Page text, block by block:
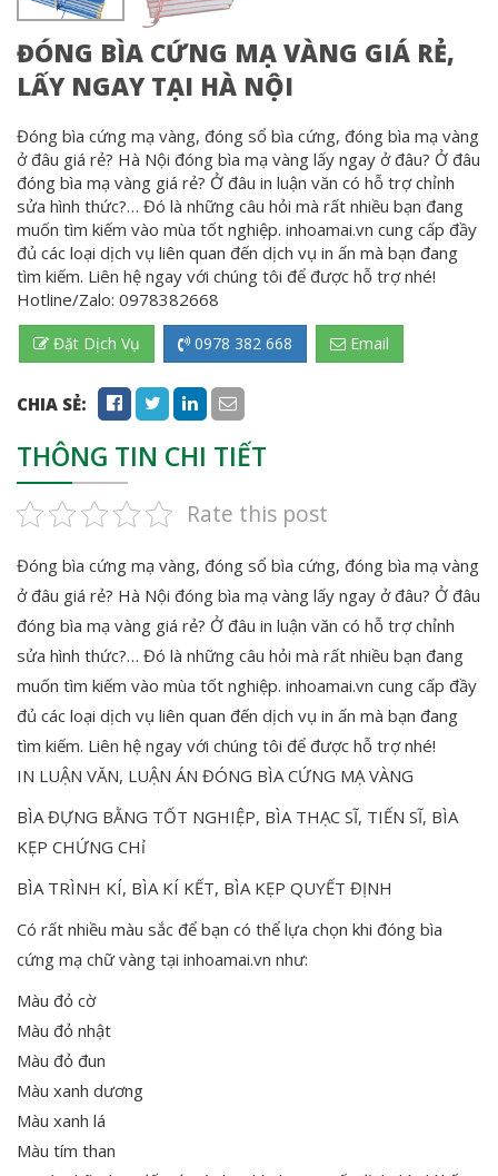
ĐÓNG BÌA CỨNG MẠ VÀNG GIÁ RẺ,
LẤY NGAY TẠI HÀ NỘI
Đóng bìa cứng mạ vàng, đóng sổ bìa cứng, đóng bìa mạ vàng
ở đâu giá rẻ? Hà Nội đóng bìa mạ vàng lấy ngay ở đâu? Ở đâu
đóng bìa mạ vàng giá rẻ? Ở đâu in luận văn có hỗ trợ chỉnh
sửa hình thức?… Đó là những câu hỏi mà rất nhiều bạn đang
muốn tìm kiếm vào mùa tốt nghiệp. inhoamai.vn cung cấp đầy
đủ các loại dịch vụ liên quan đến dịch vụ in ấn mà bạn đang
tìm kiếm. Liên hệ ngay với chúng tôi để được hỗ trợ nhé!
Hotline/Zalo: 0978382668
Đặt Dịch Vụ 0978 382 668 Email
CHIA SẺ:
THÔNG TIN CHI TIẾT
Rate this post
Đóng bìa cứng mạ vàng, đóng sổ bìa cứng, đóng bìa mạ vàng
ở đâu giá rẻ? Hà Nội đóng bìa mạ vàng lấy ngay ở đâu? Ở đâu
đóng bìa mạ vàng giá rẻ? Ở đâu in luận văn có hỗ trợ chỉnh
sửa hình thức?… Đó là những câu hỏi mà rất nhiều bạn đang
muốn tìm kiếm vào mùa tốt nghiệp. inhoamai.vn cung cấp đầy
đủ các loại dịch vụ liên quan đến dịch vụ in ấn mà bạn đang
tìm kiếm. Liên hệ ngay với chúng tôi để được hỗ trợ nhé!
IN LUẬN VĂN, LUẬN ÁN ĐÓNG BÌA CỨNG MẠ VÀNG
BÌA ĐỰNG BẰNG TỐT NGHIỆP, BÌA THẠC SĨ, TIẾN SĨ, BÌA
KẸP CHỨNG CHỉ
BÌA TRÌNH KÍ, BÌA KÍ KẾT, BÌA KẸP QUYẾT ĐỊNH
Có rất nhiều màu sắc để bạn có thể lựa chọn khi đóng bìa
cứng mạ chữ vàng tại inhoamai.vn như:
Màu đỏ cờ
Màu đỏ nhật
Màu đỏ đun
Màu xanh dương
Màu xanh lá
Màu tím than